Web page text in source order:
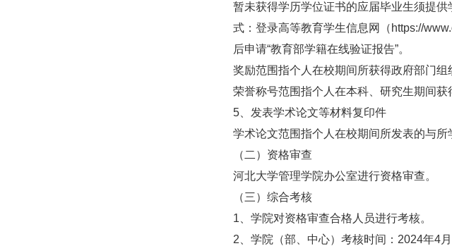
暂未获得学历学位证书的应届毕业生须提
式：登录高等教育学生信息网（https://
后申请“教育部学籍在线验证报告”。
奖励范围指个人在校期间所获得政府部门组
荣誉称号范围指个人在本科、研究生期间
5、发表学术论文等材料复印件
学术论文范围指个人在校期间所发表的与
（二）资格审查
河北大学管理学院办公室进行资格审查。
（三）综合考核
1、学院对资格审查合格人员进行考核。
2、学院（部、中心）考核时间：2024年4